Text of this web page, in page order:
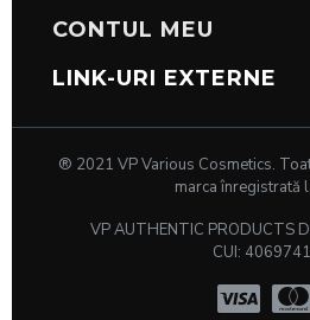
CONTUL MEU
LINK-URI EXTERNE
® 2021 VP Various Cosmetics.
marca înregistrată
VP AUTHENTIC PRODUCTS
CUI: